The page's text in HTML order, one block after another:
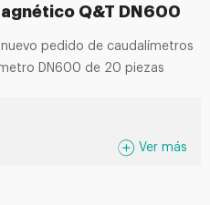
Q&T DN600
pedido de caudalímetros
DN600 de 20 piezas
Ver más